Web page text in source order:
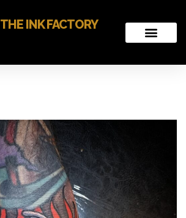
THE INK FACTORY